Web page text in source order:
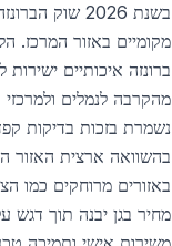
בשנת 2026
מקומיים באזור המרכז.
ברונזה איכותיים
מהקרבה לנמלים
בהשוואה ארצית האזור
באזורים מרוחקים כמו
מחיר בגן יבנה תוך דגש